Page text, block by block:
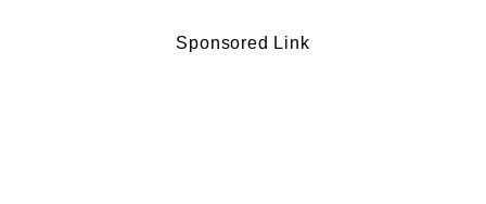
Sponsored Link